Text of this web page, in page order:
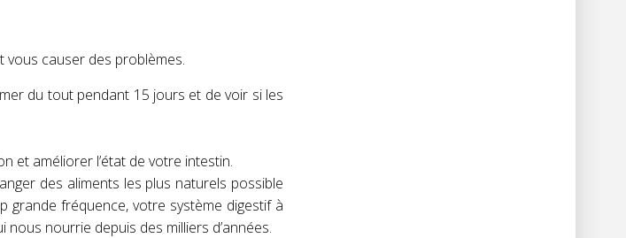
vous causer des problèmes.
du tout pendant 15 jours et de voir si les
et améliorer l’état de votre intestin.
des aliments les plus naturels possible
fréquence, votre système digestif à
nourrie depuis des milliers d’années.